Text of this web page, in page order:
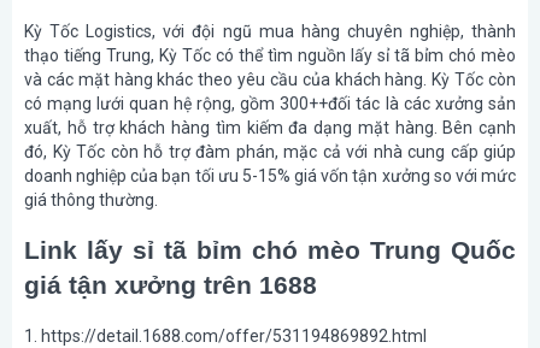
Kỳ Tốc Logistics, với đội ngũ mua hàng chuyên nghiệp, thành
thạo tiếng Trung, Kỳ Tốc có thể tìm nguồn lấy sỉ tã bỉm chó mèo
và các mặt hàng khác theo yêu cầu của khách hàng. Kỳ Tốc còn
có mạng lưới quan hệ rộng, gồm 300++đối tác là các xưởng sản
xuất, hỗ trợ khách hàng tìm kiếm đa dạng mặt hàng. Bên cạnh
đó, Kỳ Tốc còn hỗ trợ đàm phán, mặc cả với nhà cung cấp giúp
doanh nghiệp của bạn tối ưu 5-15% giá vốn tận xưởng so với mức
giá thông thường.
Link lấy sỉ tã bỉm chó mèo Trung Quốc
giá tận xưởng trên 1688
1. https://detail.1688.com/offer/531194869892.html